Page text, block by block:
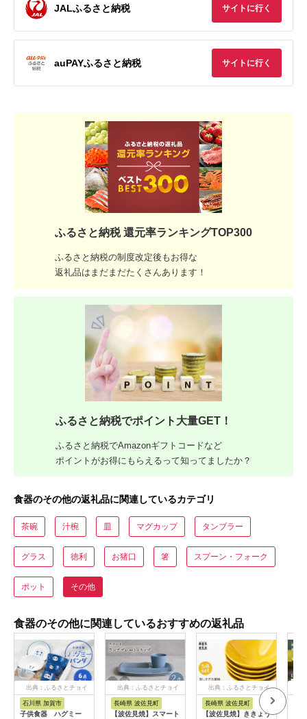
JALふるさと納税 サイトに行く
auPAYふるさと納税 サイトに行く
ふるさと納税 還元率ランキングTOP300
ふるさと納税の制度改定後もお得な
返礼品はまだまだたくさんあります！
ふるさと納税でポイント大量GET！
ふるさと納税でAmazonギフトコードなど
ポイントがお得にもらえるって知ってましたか？
食器のその他の返礼品に関連しているカテゴリ
茶碗 汁椀 皿 マグカップ タンブラー
グラス 徳利 お猪口 箸 スプーン・フォーク
ポット その他
食器のその他に関連しているおすすめの返礼品
出典：ふるさとチョイ
石川県 加賀市
子供食器 ハグミー
出典：ふるさとチョイ
長崎県 波佐見町
【波佐見焼】スマート
出典：ふるさとチョイ
長崎県 波佐見町
【波佐見焼】ききょう